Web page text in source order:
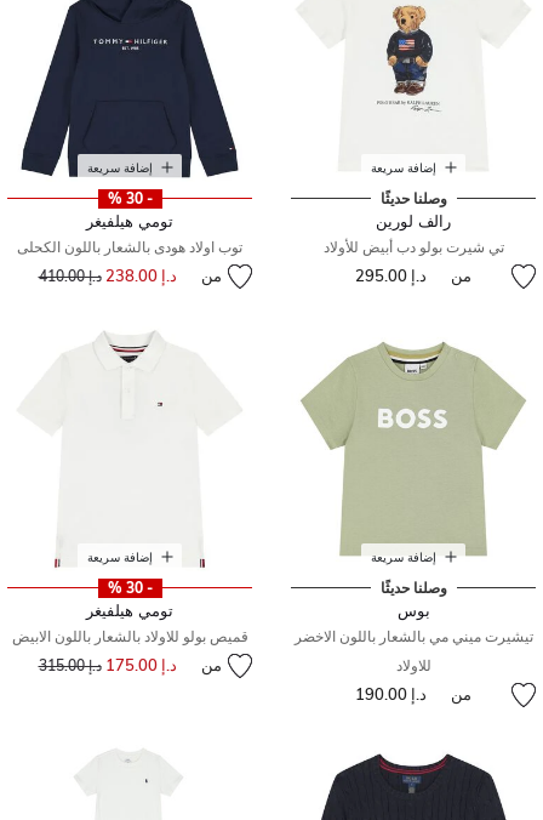
إضافة سريعة
وصلنا حديثًا
رالف لورين
تي شيرت بولو دب أبيض للأولاد
من د.إ 295.00
إضافة سريعة
- 30 %
تومي هيلفيغر
توب اولاد هودى بالشعار باللون الكحلى
من د.إ 238.00 سعر مخفض من
د.إ 410.00 إلى
إضافة سريعة
وصلنا حديثًا
بوس
تيشيرت ميني مي بالشعار باللون الاخضر
للاولاد
من د.إ 190.00
إضافة سريعة
- 30 %
تومي هيلفيغر
قميص بولو للاولاد بالشعار باللون الابيض
من د.إ 175.00 سعر مخفض من
د.إ 315.00 إلى